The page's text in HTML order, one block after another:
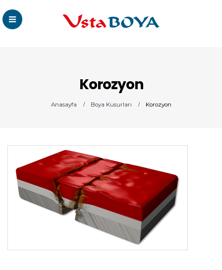
Korozyon
Anasayfa Boya Kusurları Korozyon